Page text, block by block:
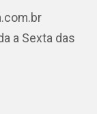
a Sexta das